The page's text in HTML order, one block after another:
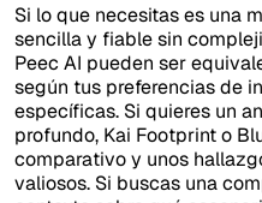
Si lo que necesitas es una
sencilla y fiable sin
Peec AI pueden ser
según tus preferencias de
específicas. Si quieres un
profundo, Kai Footprint o
comparativo y unos
valiosos. Si buscas una